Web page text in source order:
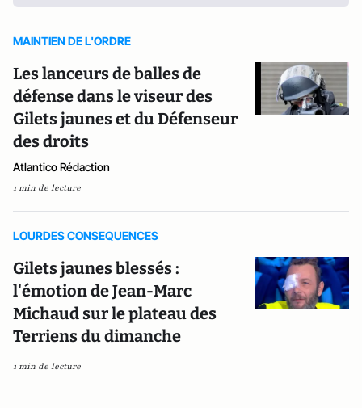
MAINTIEN DE L'ORDRE
Les lanceurs de balles de
défense dans le viseur des
Gilets jaunes et du Défenseur
des droits
Atlantico Rédaction
1 min de lecture
LOURDES CONSEQUENCES
Gilets jaunes blessés :
l'émotion de Jean-Marc
Michaud sur le plateau des
Terriens du dimanche
1 min de lecture